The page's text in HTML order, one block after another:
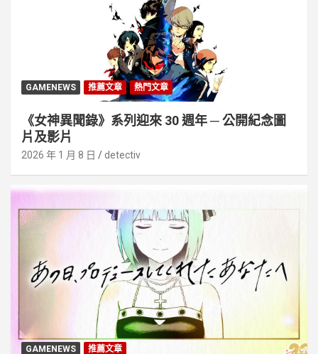
GAMENEWS 推薦文章 熱門文章
《女神異聞錄》系列迎來 30 週年 ─ 公開紀念圖
片及影片
2026 年 1 月 8 日 detectiv
GAMENEWS 推薦文章